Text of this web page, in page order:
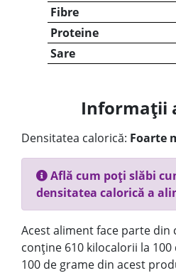
Fibre
Proteine
Sare
Informații
Densitatea calorică: Foarte
Află cum poți slăbi
densitatea calorică a
Acest aliment face parte din
conține 610 kilocalorii la
100 de grame din acest